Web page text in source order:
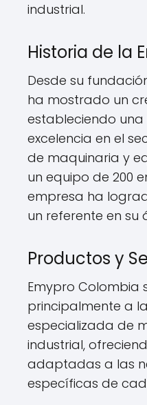
industrial.
Historia de la
Desde su
ha mostrado un
estableciendo
excelencia en el
de maquinaria y
un equipo de 200
empresa ha
un referente en su
Productos y
Emypro Colombia
principalmente a
especializada de
industrial,
adaptadas a las
específicas de